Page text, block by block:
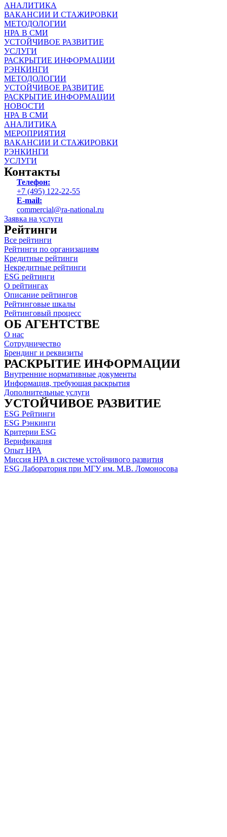
АНАЛИТИКА
ВАКАНСИИ И СТАЖИРОВКИ
МЕТОДОЛОГИИ
НРА В СМИ
УСТОЙЧИВОЕ РАЗВИТИЕ
УСЛУГИ
РАСКРЫТИЕ ИНФОРМАЦИИ
РЭНКИНГИ
МЕТОДОЛОГИИ
УСТОЙЧИВОЕ РАЗВИТИЕ
РАСКРЫТИЕ ИНФОРМАЦИИ
НОВОСТИ
НРА В СМИ
АНАЛИТИКА
МЕРОПРИЯТИЯ
ВАКАНСИИ И СТАЖИРОВКИ
РЭНКИНГИ
УСЛУГИ
Контакты
Телефон:
+7 (495) 122-22-55
E-mail:
commercial@ra-national.ru
Заявка на услуги
Рейтинги
Все рейтинги
Рейтинги по организациям
Кредитные рейтинги
Некредитные рейтинги
ESG рейтинги
О рейтингах
Описание рейтингов
Рейтинговые шкалы
Рейтинговый процесс
ОБ АГЕНТСТВЕ
О нас
Сотрудничество
Брендинг и реквизиты
РАСКРЫТИЕ ИНФОРМАЦИИ
Внутренние нормативные документы
Информация, требующая раскрытия
Дополнительные услуги
УСТОЙЧИВОЕ РАЗВИТИЕ
ESG Рейтинги
ESG Рэнкинги
Критерии ESG
Верификация
Опыт НРА
Миссия НРА в системе устойчивого развития
ESG Лаборатория при МГУ им. М.В. Ломоносова